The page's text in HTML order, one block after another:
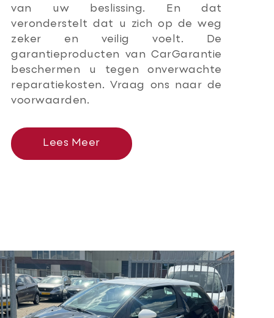
van uw beslissing. En dat
veronderstelt dat u zich op de weg
zeker en veilig voelt. De
garantieproducten van CarGarantie
beschermen u tegen onverwachte
reparatiekosten. Vraag ons naar de
voorwaarden.
Lees Meer